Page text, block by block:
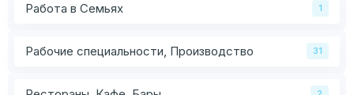
Работа в Семьях 1
Рабочие специальности, Производство 31